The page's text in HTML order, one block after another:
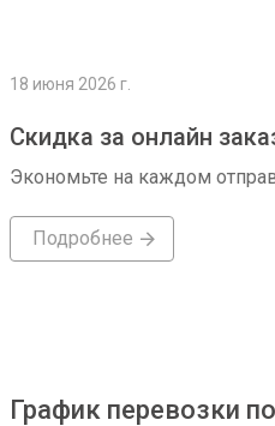
18 июня 2026 г.
Скидка за онлайн
Экономьте на каждом
Подробнее
График перевозки